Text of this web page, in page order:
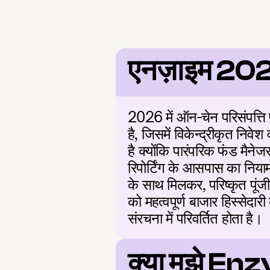
एनज़ाइम
2026 में ऑन-चेन परिसंपत्ति
है, जिसमें विकेन्द्रीकृत निवेश
है क्योंकि पारंपरिक फंड
रिपोर्टिंग के आसपास का
के साथ मिलकर, परिष्कृत पूंजी
को महत्वपूर्ण बाजार
संरचना में परिवर्तित होता है।